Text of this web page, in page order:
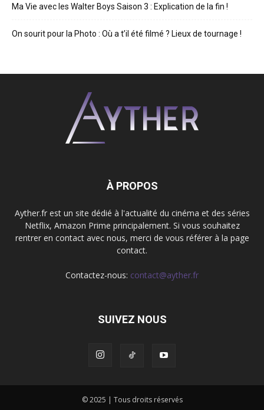
Ma Vie avec les Walter Boys Saison 3 : Explication de la fin !
On sourit pour la Photo : Où a t’il été filmé ? Lieux de tournage !
À PROPOS
Ayther.fr est un site dédié à l'actualité du cinéma et des séries
Netflix, Amazon Prime principalement. Si vous souhaitez
rentrer en contact avec nous, merci de vous référer à la page
contact.
Contactez-nous: contact@ayther.fr
SUIVEZ NOUS
© 2025 | Tous droits réservés